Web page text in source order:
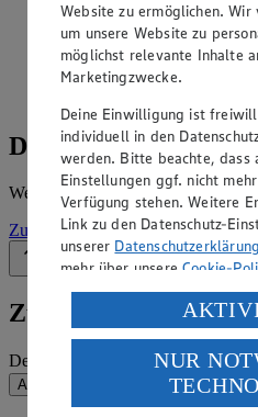
Siehe dir die Angebote der
digitalen Blätterkatalog an.
Prospekt Meyer_Stade im
Details zum Markt
Weitere Informationen – alles auf
Zur Marktseite
Zurück nach oben
Zum Newsletter
Deine E-Mail-Adresse (Pflichtfeld)
Absenden
Website zu ermöglichen.
um unsere Website zu
möglichst relevante Inhalte
Marketingzwecke.
Deine Einwilligung ist
individuell in den
werden. Bitte beachte, dass
Einstellungen ggf. nicht
Verfügung stehen. Weitere
Link zu den Datenschutz-
unserer Datenschutzerklärung
mehr über unsereCookie-
Verarbeitung deiner
USA durch Facebook und
Wenn du auf „Aktivieren“
des Art. 49 Abs. 1 Satz 1 lit.
Daten in den USA
NUR